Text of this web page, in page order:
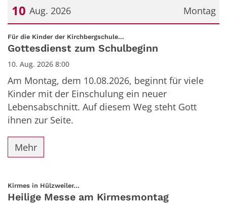
Montag
10 Aug. 2026
Datum: 10. August 2026
Für die Kinder der Kirchbergschule...
Gottesdienst zum Schulbeginn
10. Aug. 2026 8:00
Am Montag, dem 10.08.2026, beginnt für viele
Kinder mit der Einschulung ein neuer
Lebensabschnitt. Auf diesem Weg steht Gott
ihnen zur Seite.
Mehr
Kirmes in Hülzweiler...
Heilige Messe am Kirmesmontag